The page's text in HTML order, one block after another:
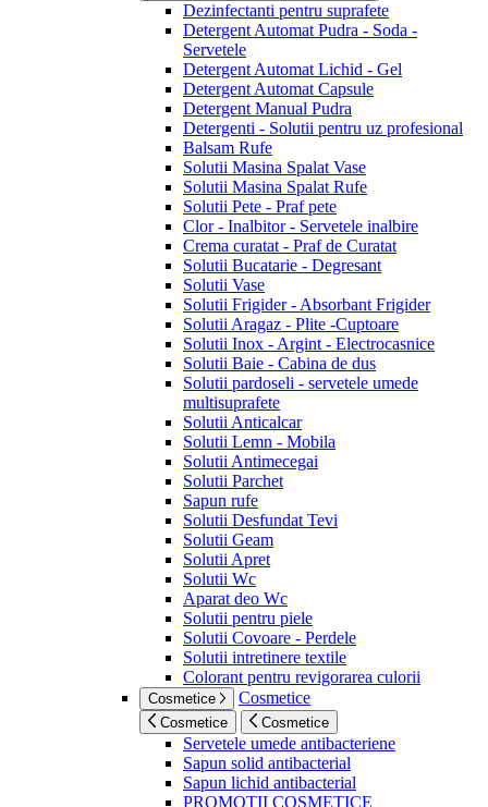
Dezinfectanti pentru suprafete
Detergent Automat Pudra - Soda -
Servetele
Detergent Automat Lichid - Gel
Detergent Automat Capsule
Detergent Manual Pudra
Detergenti - Solutii pentru uz profesional
Balsam Rufe
Solutii Masina Spalat Vase
Solutii Masina Spalat Rufe
Solutii Pete - Praf pete
Clor - Inalbitor - Servetele inalbire
Crema curatat - Praf de Curatat
Solutii Bucatarie - Degresant
Solutii Vase
Solutii Frigider - Absorbant Frigider
Solutii Aragaz - Plite -Cuptoare
Solutii Inox - Argint - Electrocasnice
Solutii Baie - Cabina de dus
Solutii pardoseli - servetele umede
multisuprafete
Solutii Anticalcar
Solutii Lemn - Mobila
Solutii Antimecegai
Solutii Parchet
Sapun rufe
Solutii Desfundat Tevi
Solutii Geam
Solutii Apret
Solutii Wc
Aparat deo Wc
Solutii pentru piele
Solutii Covoare - Perdele
Solutii intretinere textile
Colorant pentru revigorarea culorii
Cosmetice Cosmetice
Cosmetice Cosmetice
Servetele umede antibacteriene
Sapun solid antibacterial
Sapun lichid antibacterial
PROMOTII COSMETICE